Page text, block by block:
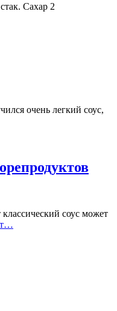
Сахар 2
очень лeгкий соус,
соус может